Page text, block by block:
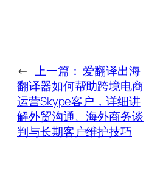
← 上一篇： 爱翻译出海
翻译器如何帮助跨境电商
运营Skype客户，详细讲
解外贸沟通、海外商务谈
判与长期客户维护技巧